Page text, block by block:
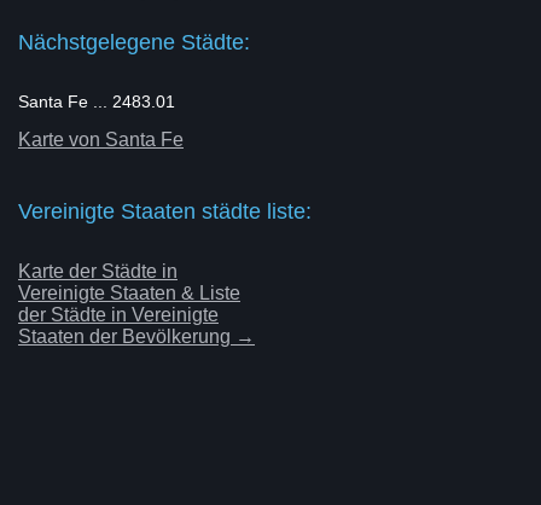
Nächstgelegene Städte:
Santa Fe ... 2483.01
Karte von Santa Fe
Vereinigte Staaten städte liste:
Karte der Städte in
Vereinigte Staaten & Liste
der Städte in Vereinigte
Staaten der Bevölkerung →